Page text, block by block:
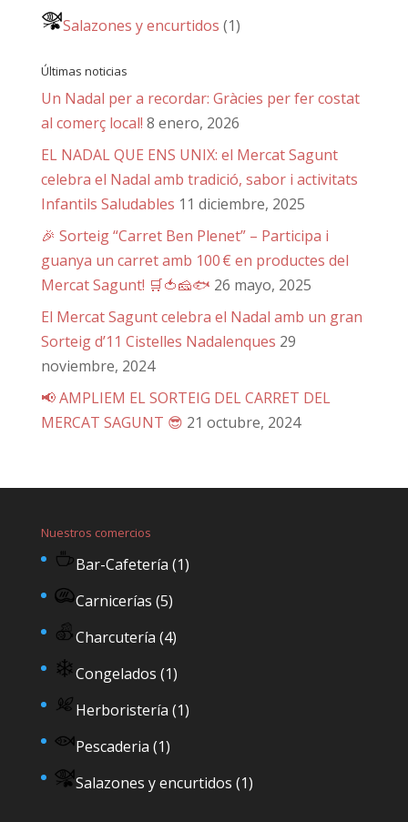
Salazones y encurtidos (1)
Últimas noticias
Un Nadal per a recordar: Gràcies per fer costat
al comerç local! 8 enero, 2026
EL NADAL QUE ENS UNIX: el Mercat Sagunt
celebra el Nadal amb tradició, sabor i activitats
Infantils Saludables 11 diciembre, 2025
🎉 Sorteig “Carret Ben Plenet” – Participa i
guanya un carret amb 100 € en productes del
Mercat Sagunt! 🛒🍅🧀🐟 26 mayo, 2025
El Mercat Sagunt celebra el Nadal amb un gran
Sorteig d’11 Cistelles Nadalenques 29
noviembre, 2024
📢 AMPLIEM EL SORTEIG DEL CARRET DEL
MERCAT SAGUNT 😎 21 octubre, 2024
Nuestros comercios
Bar-Cafetería (1)
Carnicerías (5)
Charcutería (4)
Congelados (1)
Herboristería (1)
Pescaderia (1)
Salazones y encurtidos (1)